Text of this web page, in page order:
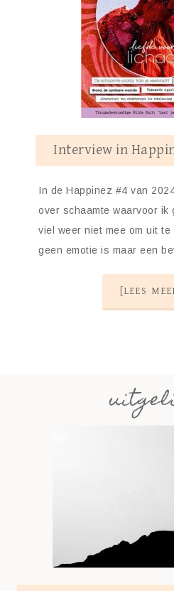
Interview in
In de Happinez #4 van
over schaamte waarvoor
viel weer niet mee om uit
geen emotie is maar een
[LEES